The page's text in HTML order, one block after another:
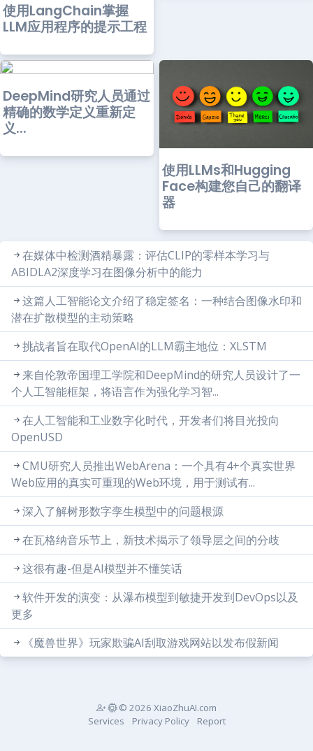
使用LangChain掌握
LLM应用程序的提示工程
DeepMind研究人员通过
精确的数学定义重新定
义...
使用LLMs和Hugging
Face构建您自己的翻译
器
在媒体中检测酒精暴露：评估CLIP的零样本学习与
ABIDLA2深度学习在图像分析中的能力
这篇人工智能论文介绍了稳定签名：一种结合图像水印和
潜在扩散模型的主动策略
挑战者旨在取代OpenAI的LLM霸主地位：XLSTM
来自伦敦帝国理工学院和DeepMind的研究人员设计了一
个人工智能框架，将语言作为强化学习智...
在人工智能和工业数字化时代，开发者们将目光投向
OpenUSD
CMU研究人员推出WebArena：一个具有4+个真实世界
Web应用的真实可重现的Web环境，用于测试有...
深入了解树形数字孪生模型中的问题根源
在瓦格纳音乐节上，新技术揭示了领导层之间的分歧
这很有趣-但是AI模型并不懂笑话
软件开发的演变：从瀑布模型到敏捷开发到DevOps以及
更多
《魔兽世界》玩家欺骗AI刮取游戏网站以发布假新闻
© 2026 XiaoZhuAI.com
Services
Privacy Policy Report